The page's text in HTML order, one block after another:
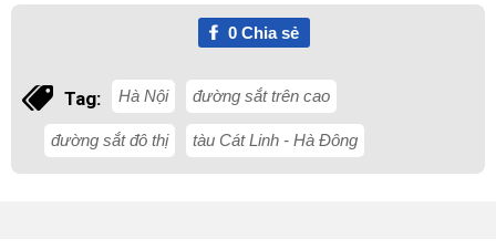
0Chia sẻ
Tag: Hà Nội đường sắt trên cao
đường sắt đô thị tàu Cát Linh - Hà Đông